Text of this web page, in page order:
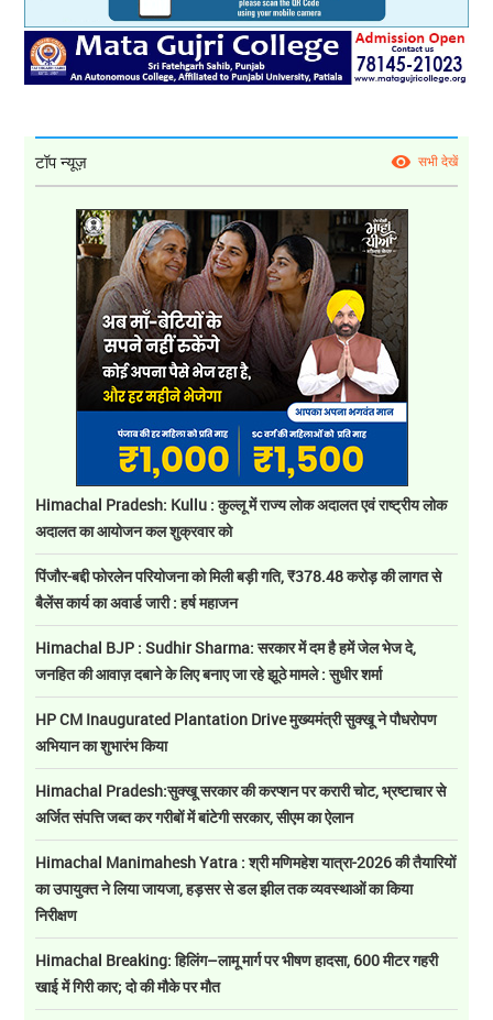
टॉप न्यूज़ सभी देखें
Himachal Pradesh: Kullu : कुल्लू में राज्य लोक अदालत एवं राष्ट्रीय लोक
अदालत का आयोजन कल शुक्रवार को
पिंजौर-बद्दी फोरलेन परियोजना को मिली बड़ी गति, ₹378.48 करोड़ की लागत से
बैलेंस कार्य का अवार्ड जारी : हर्ष महाजन
Himachal BJP : Sudhir Sharma: सरकार में दम है हमें जेल भेज दे,
जनहित की आवाज़ दबाने के लिए बनाए जा रहे झूठे मामले : सुधीर शर्मा
HP CM Inaugurated Plantation Drive मुख्यमंत्री सुक्खू ने पौधरोपण
अभियान का शुभारंभ किया
Himachal Pradesh:सुक्खू सरकार की करप्शन पर करारी चोट, भ्रष्टाचार से
अर्जित संपत्ति जब्त कर गरीबों में बांटेगी सरकार, सीएम का ऐलान
Himachal Manimahesh Yatra : श्री मणिमहेश यात्रा-2026 की तैयारियों
का उपायुक्त ने लिया जायजा, हड़सर से डल झील तक व्यवस्थाओं का किया
निरीक्षण
Himachal Breaking: हिलिंग–लामू मार्ग पर भीषण हादसा, 600 मीटर गहरी
खाई में गिरी कार; दो की मौके पर मौत